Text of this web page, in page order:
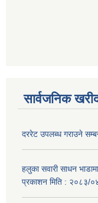
सार्वजनिक
दररेट उपलब्ध गराउने
हलुका सवारी साधन
प्रकाशन मिति : २०८३/